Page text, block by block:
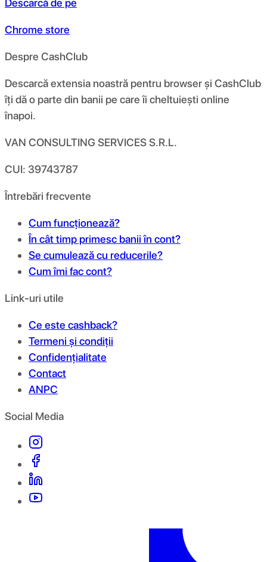
Descarcă de pe
Chrome store
Despre CashClub
Descarcă extensia noastră pentru browser și CashClub
îți dă o parte din banii pe care îi cheltuiești online
înapoi.
VAN CONSULTING SERVICES S.R.L.
CUI: 39743787
Întrebări frecvente
Cum funcționează?
În cât timp primesc banii în cont?
Se cumulează cu reducerile?
Cum îmi fac cont?
Link-uri utile
Ce este cashback?
Termeni și condiții
Confidențialitate
Contact
ANPC
Social Media